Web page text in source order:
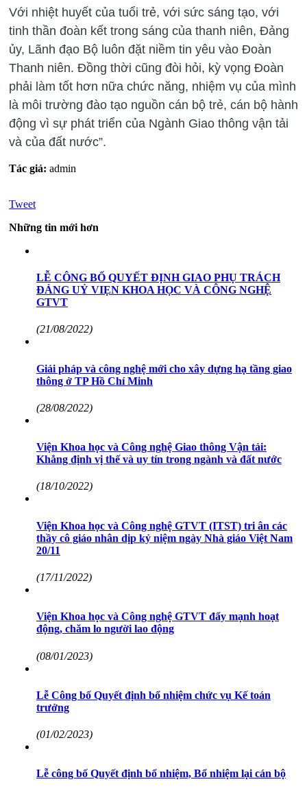
Với nhiệt huyết của tuổi trẻ, với sức sáng tạo, với
tinh thần đoàn kết trong sáng của thanh niên, Đảng
ủy, Lãnh đạo Bộ luôn đặt niềm tin yêu vào Đoàn
Thanh niên. Đồng thời cũng đòi hỏi, kỳ vọng Đoàn
phải làm tốt hơn nữa chức năng, nhiệm vụ của mình
là môi trường đào tạo nguồn cán bộ trẻ, cán bộ hành
động vì sự phát triển của Ngành Giao thông vận tải
và của đất nước”.
Tác giả: admin
Tweet
Những tin mới hơn
LỄ CÔNG BỐ QUYẾT ĐỊNH GIAO PHỤ TRÁCH
ĐẢNG UỶ VIẸN KHOA HỌC VÀ CÔNG NGHỆ
GTVT
(21/08/2022)
Giải pháp và công nghệ mới cho xây dựng hạ tầng giao
thông ở TP Hồ Chí Minh
(28/08/2022)
Viện Khoa học và Công nghệ Giao thông Vận tải:
Khẳng định vị thế và uy tín trong ngành và đất nước
(18/10/2022)
Viện Khoa học và Công nghệ GTVT (ITST) tri ân các
thầy cô giáo nhân dịp kỷ niệm ngày Nhà giáo Việt Nam
20/11
(17/11/2022)
Viện Khoa học và Công nghệ GTVT đẩy mạnh hoạt
động, chăm lo người lao động
(08/01/2023)
Lễ Công bố Quyết định bổ nhiệm chức vụ Kế toán
trưởng
(01/02/2023)
Lễ công bố Quyết định bổ nhiệm, Bổ nhiệm lại cán bộ